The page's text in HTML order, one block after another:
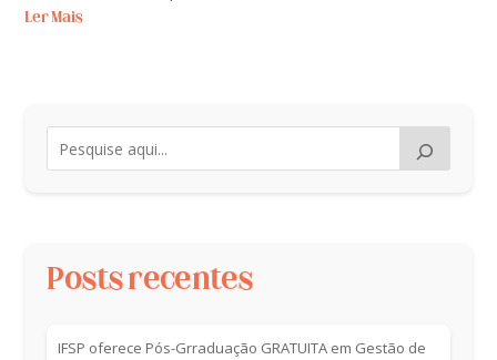
Ler Mais
Posts recentes
IFSP oferece Pós-Grraduação GRATUITA em Gestão de